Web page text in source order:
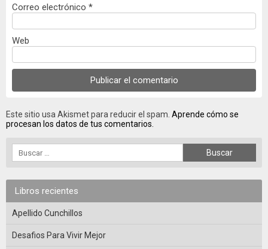
Correo electrónico *
Web
Este sitio usa Akismet para reducir el spam. Aprende cómo se
procesan los datos de tus comentarios.
Libros recientes
Apellido Cunchillos
Desafios Para Vivir Mejor